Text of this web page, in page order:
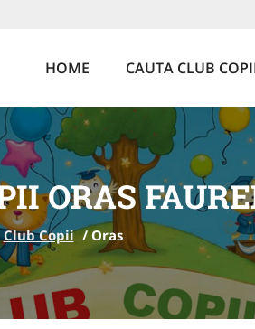
HOME CAUTA CLUB
ORAS
Club Copii / Oras